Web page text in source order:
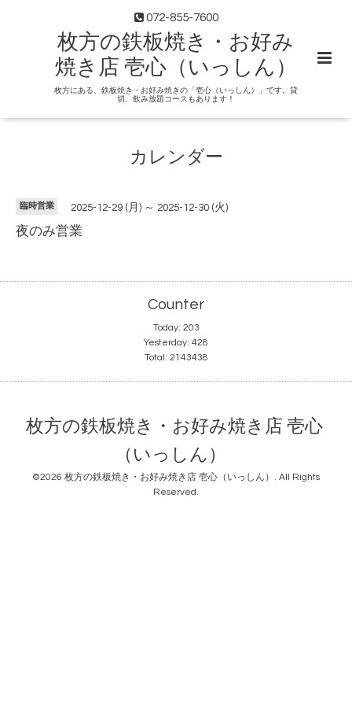
072-855-7600
枚方の鉄板焼き・お好み
焼き店 壱心（いっしん）
枚方にある、鉄板焼き・お好み焼きの「壱心（いっしん）」です。貸
切、飲み放題コースもあります！
カレンダー
臨時営業 2025-12-29 (月) ～ 2025-12-30 (火)
夜のみ営業
Counter
Today: 203
Yesterday: 428
Total: 2143438
枚方の鉄板焼き・お好み焼き店 壱心
（いっしん）
©2026 枚方の鉄板焼き・お好み焼き店 壱心（いっしん） . All Rights
Reserved.